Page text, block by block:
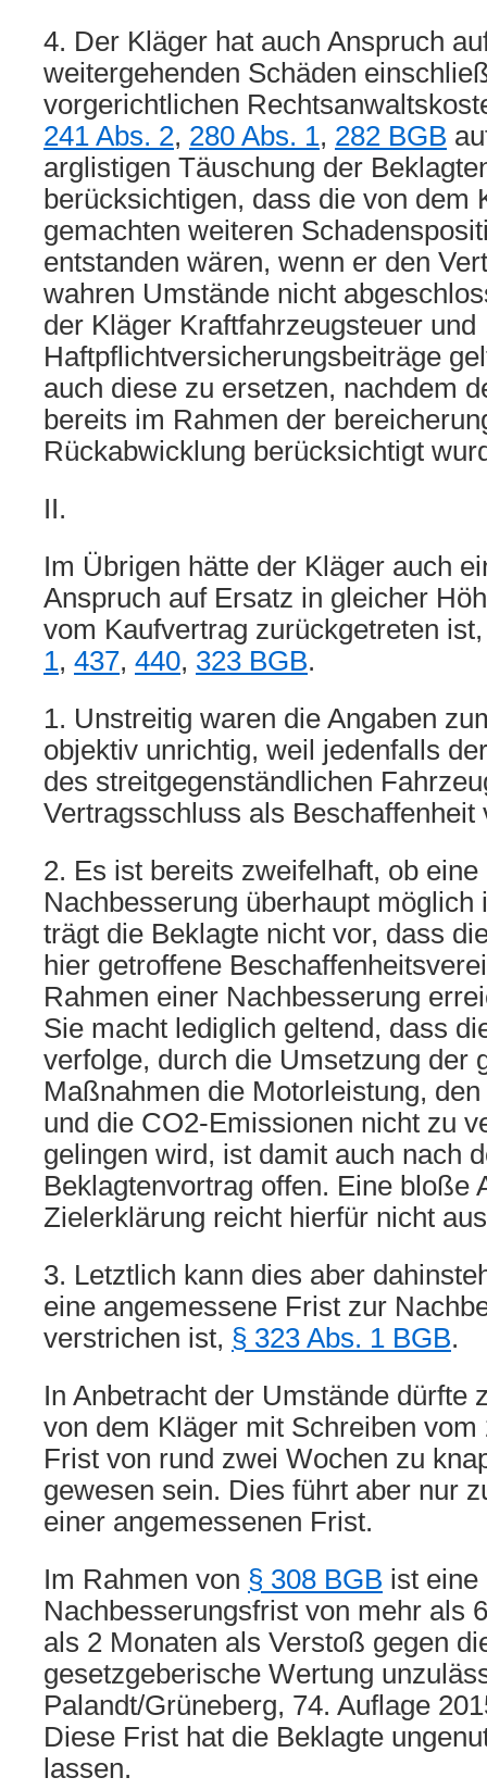
4. Der Kläger hat auch Anspruch
weitergehenden Schäden
vorgerichtlichen
241 Abs. 2, 280 Abs. 1, 282 BGB
arglistigen Täuschung der
berücksichtigen, dass die von dem
gemachten weiteren
entstanden wären, wenn er den
wahren Umstände nicht
der Kläger Kraftfahrzeugsteuer und
Haftpflichtversicherungsbeiträge
auch diese zu ersetzen, nachdem
bereits im Rahmen der
Rückabwicklung berücksichtigt
II.
Im Übrigen hätte der Kläger auch
Anspruch auf Ersatz in gleicher
vom Kaufvertrag zurückgetreten
1, 437, 440, 323 BGB.
1. Unstreitig waren die Angaben
objektiv unrichtig, weil jedenfalls
des streitgegenständlichen
Vertragsschluss als Beschaffenheit
2. Es ist bereits zweifelhaft, ob
Nachbesserung überhaupt möglich
trägt die Beklagte nicht vor, dass
hier getroffene
Rahmen einer Nachbesserung
Sie macht lediglich geltend, dass
verfolge, durch die Umsetzung der
Maßnahmen die Motorleistung,
und die CO2-Emissionen nicht zu
gelingen wird, ist damit auch nach
Beklagtenvortrag offen. Eine bloße
Zielerklärung reicht hierfür nicht
3. Letztlich kann dies aber
eine angemessene Frist zur
verstrichen ist, § 323 Abs. 1 BGB.
In Anbetracht der Umstände dürfte
von dem Kläger mit Schreiben vom
Frist von rund zwei Wochen zu
gewesen sein. Dies führt aber nur
einer angemessenen Frist.
Im Rahmen von § 308 BGB ist eine
Nachbesserungsfrist von mehr als
als 2 Monaten als Verstoß gegen
gesetzgeberische Wertung
Palandt/Grüneberg, 74. Auflage
Diese Frist hat die Beklagte
lassen.